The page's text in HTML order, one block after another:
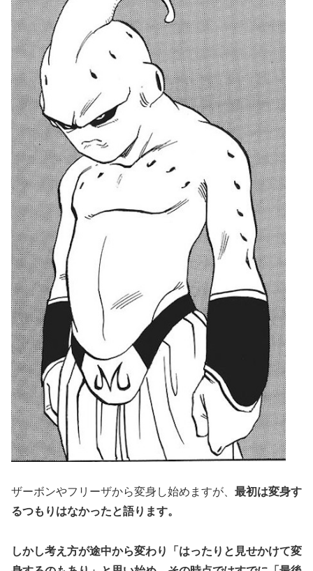
ザーボンやフリーザから変身し始めますが、 最初は変身す
るつもりはなかったと語ります。
しかし考え方が途中から変わり「はったりと見せかけて変